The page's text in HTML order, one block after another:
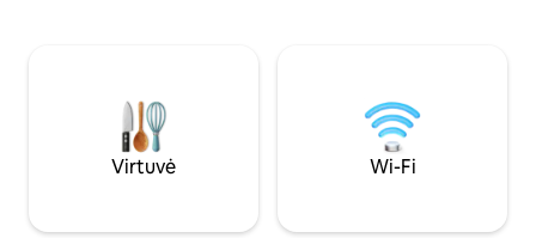
valdyboms specialią sertifikuotą licenciją
CR-35-3-0000026 už tradicinį kaimiško
stiliaus dizainą ir leidimą oficialiai
apgyvendinti svečius turizmui, vila skirta
kasdienės nuomos kainą. Interjerą
privačiu baseinu. Nekantraujame su
jumis susitikti!
Virtuvė Wi-Fi